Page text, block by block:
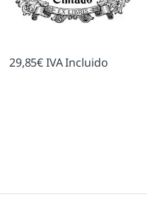
29,85€IVA Incluido